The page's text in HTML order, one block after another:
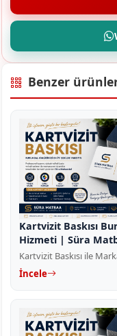
Benzer
Kartvizit Baskısı
Hizmeti | Süra
Kartvizit Baskısı ile
İncele